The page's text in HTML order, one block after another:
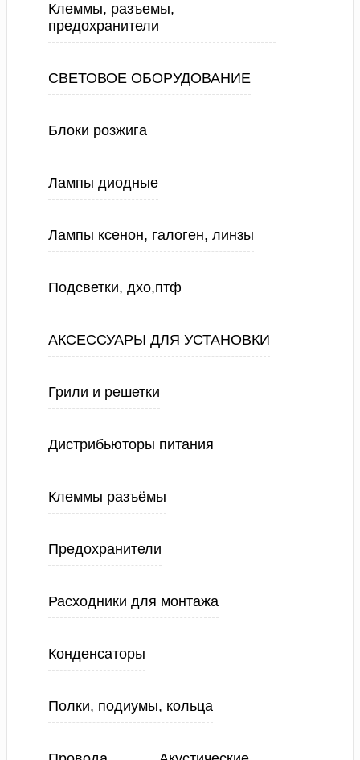
Клеммы, разъемы,
предохранители
СВЕТОВОЕ ОБОРУДОВАНИЕ
Блоки розжига
Лампы диодные
Лампы ксенон, галоген, линзы
Подсветки, дхо,птф
АКСЕССУАРЫ ДЛЯ УСТАНОВКИ
Грили и решетки
Дистрибьюторы питания
Клеммы разъёмы
Предохранители
Расходники для монтажа
Конденсаторы
Полки, подиумы, кольца